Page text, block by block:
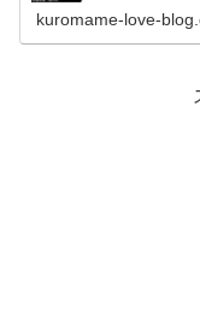
kuromame-love-